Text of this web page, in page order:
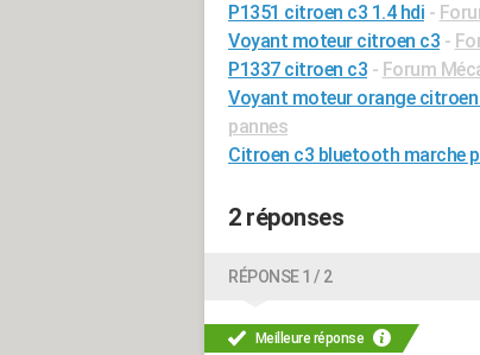
P1351 citroen c3 1.4 hdi -
Voyant moteur citroen c3 -
P1337 citroen c3 - Forum
Voyant moteur orange citroen
pannes
Citroen c3 bluetooth marche
2 réponses
RÉPONSE 1 / 2
Meilleure réponse